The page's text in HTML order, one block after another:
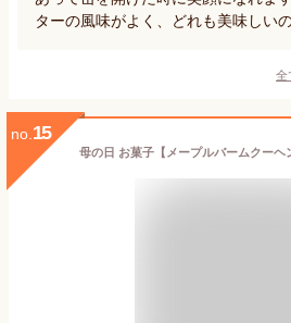
ターの風味がよく、どれも美味しい
全
no. 15